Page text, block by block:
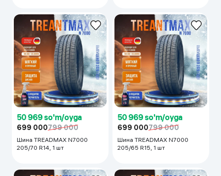
50 969 so'm/oyga
699 000799 000
Шина TREADMAX N7000
205/70 R14, 1 шт
50 969 so'm/oyga
699 000799 000
Шина TREADMAX N7000
205/65 R15, 1 шт